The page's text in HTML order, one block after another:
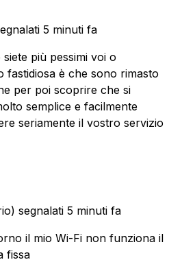
5 minuti fa
più pessimi voi o
fastidiosa è che sono rimasto
per poi scoprire che si
semplice e facilmente
seriamente il vostro servizio
segnalati 5 minuti fa
il mio Wi-Fi non funziona il
fissa